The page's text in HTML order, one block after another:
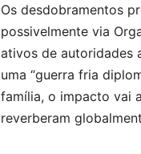
Os desdobramentos
possivelmente via
ativos de autoridades
uma “guerra fria
família, o impacto vai
reverberam